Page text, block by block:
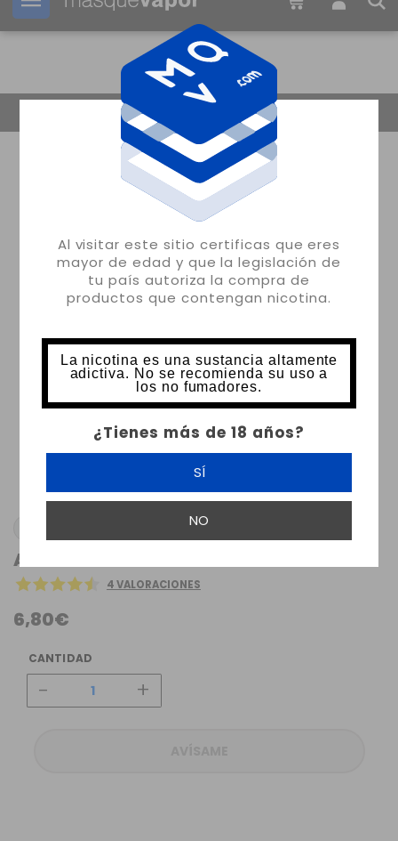
Al visitar este sitio certificas que eres
mayor de edad y que la legislación de
tu país autoriza la compra de
productos que contengan nicotina.
La nicotina es una sustancia altamente
adictiva. No se recomienda su uso a
los no fumadores.
¿Tienes más de 18 años?
SÍ
NO
Tu pedido puede ser enviado en 49m: 54s
4 VALORACIONES
6,80€
CANTIDAD
- +